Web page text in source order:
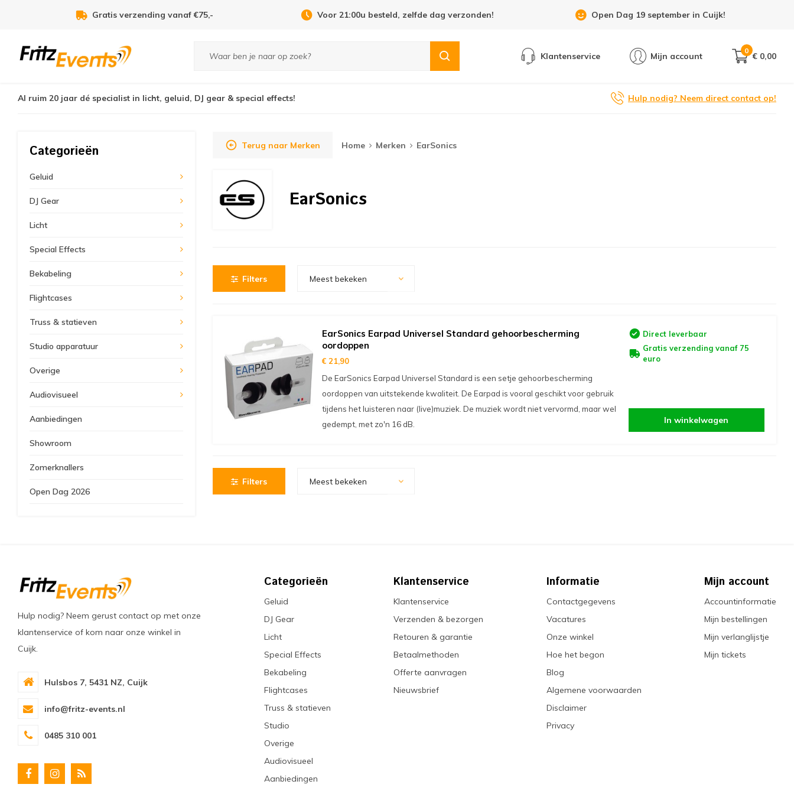
Gratis verzending vanaf €75,- Voor 21:00u besteld, zelfde dag verzonden! Open Dag 19 september in Cuijk!
Klantenservice Mijn account
0
€ 0,00
Al ruim 20 jaar dé specialist in licht, geluid, DJ gear & special effects! Hulp nodig? Neem direct contact op!
Categorieën
Geluid
DJ Gear
Licht
Special Effects
Bekabeling
Flightcases
Truss & statieven
Studio apparatuur
Overige
Audiovisueel
Aanbiedingen
Showroom
Zomerknallers
Open Dag 2026
Terug naar Merken Home Merken EarSonics
EarSonics
Filters Meest bekeken
EarSonics Earpad Universel Standard gehoorbescherming
oordoppen
€ 21,90
De EarSonics Earpad Universel Standard is een setje gehoorbescherming
oordoppen van uitstekende kwaliteit. De Earpad is vooral geschikt voor gebruik
tijdens het luisteren naar (live)muziek. De muziek wordt niet vervormd, maar wel
gedempt, met zo'n 16 dB.
Direct leverbaar
Gratis verzending vanaf 75
euro
In winkelwagen
Filters Meest bekeken
Hulp nodig? Neem gerust contact op met onze
klantenservice of kom naar onze winkel in
Cuijk.
Hulsbos 7, 5431 NZ, Cuijk
info@fritz-events.nl
0485 310 001
Categorieën
Geluid
DJ Gear
Licht
Special Effects
Bekabeling
Flightcases
Truss & statieven
Studio
Overige
Audiovisueel
Aanbiedingen
Klantenservice
Klantenservice
Verzenden & bezorgen
Retouren & garantie
Betaalmethoden
Offerte aanvragen
Nieuwsbrief
Informatie
Contactgegevens
Vacatures
Onze winkel
Hoe het begon
Blog
Algemene voorwaarden
Disclaimer
Privacy
Mijn account
Accountinformatie
Mijn bestellingen
Mijn verlanglijstje
Mijn tickets